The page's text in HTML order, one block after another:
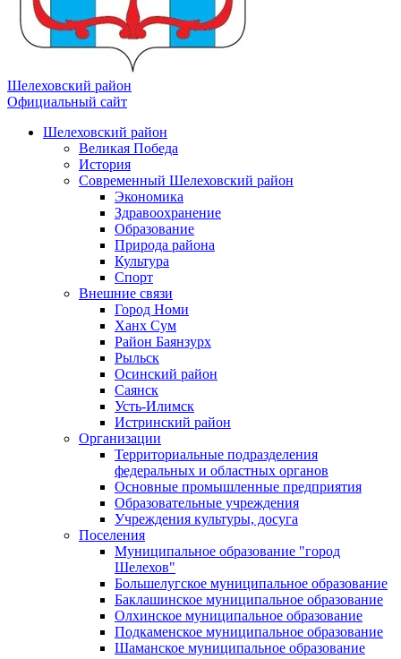
Шелеховский район
Официальный сайт
Шелеховский район
Великая Победа
История
Современный Шелеховский район
Экономика
Здравоохранение
Образование
Природа района
Культура
Спорт
Внешние связи
Город Номи
Ханх Сум
Район Баянзурх
Рыльск
Осинский район
Саянск
Усть-Илимск
Истринский район
Организации
Территориальные подразделения
федеральных и областных органов
Основные промышленные предприятия
Образовательные учреждения
Учреждения культуры, досуга
Поселения
Муниципальное образование "город
Шелехов"
Большелугское муниципальное образование
Баклашинское муниципальное образование
Олхинское муниципальное образование
Подкаменское муниципальное образование
Шаманское муниципальное образование